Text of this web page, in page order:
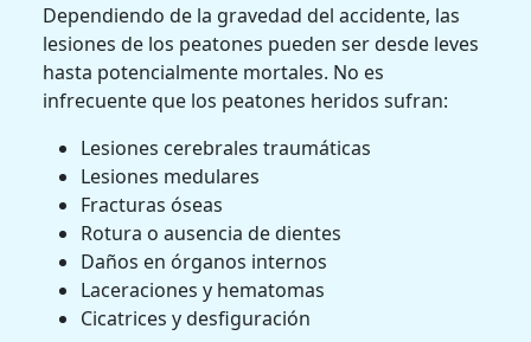
Dependiendo de la gravedad del accidente, las
lesiones de los peatones pueden ser desde leves
hasta potencialmente mortales. No es
infrecuente que los peatones heridos sufran:
Lesiones cerebrales traumáticas
Lesiones medulares
Fracturas óseas
Rotura o ausencia de dientes
Daños en órganos internos
Laceraciones y hematomas
Cicatrices y desfiguración